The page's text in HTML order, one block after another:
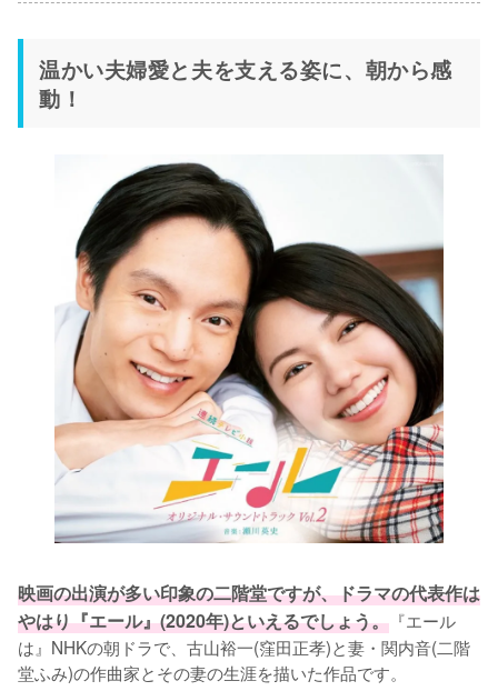
温かい夫婦愛と夫を支える姿に、朝から感
動！
映画の出演が多い印象の二階堂ですが、ドラマの代表作は
やはり『エール』(2020年)といえるでしょう。 『エール
は』NHKの朝ドラで、古山裕一(窪田正孝)と妻・関内音(二階
堂ふみ)の作曲家とその妻の生涯を描いた作品です。